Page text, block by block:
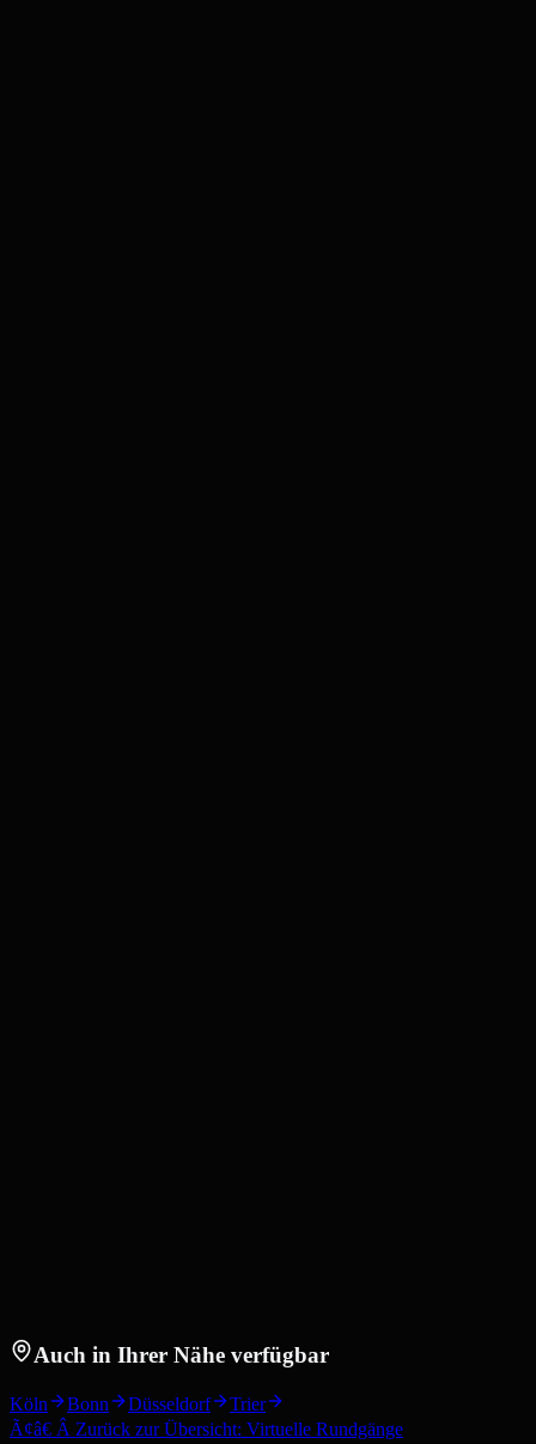
Auch in Ihrer Nähe verfügbar
Köln Bonn Düsseldorf
Trier
Ã¢â€ Â Zurück zur Übersicht: Virtuelle Rundgänge